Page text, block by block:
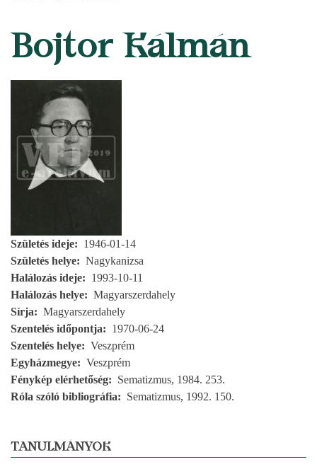
Bojtor Kálmán
Születés ideje
1946-01-14
Születés helye
Nagykanizsa
Halálozás ideje
1993-10-11
Halálozás helye
Magyarszerdahely
Sírja
Magyarszerdahely
Szentelés időpontja
1970-06-24
Szentelés helye
Veszprém
Egyházmegye
Veszprém
Fénykép elérhetőség
Sematizmus, 1984. 253.
Róla szóló bibliográfia
Sematizmus, 1992. 150.
TANULMÁNYOK